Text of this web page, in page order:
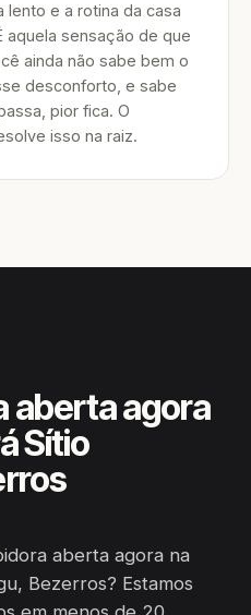
e a rotina da casa
aquela sensação de que
ainda não sabe bem o
desconforto, e sabe
pior fica. O
isso na raiz.
aberta agora
Sítio
aberta agora na
Bezerros? Estamos